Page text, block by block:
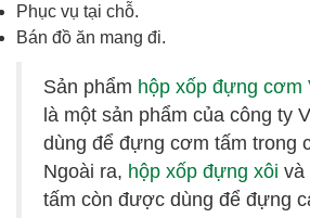
Phục vụ tại chỗ.
Bán đồ ăn mang đi.
Sản phẩm hộp xốp đựng cơm
là một sản phẩm của công ty
dùng để đựng cơm tấm trong
Ngoài ra, hộp xốp đựng xôi và
tấm còn được dùng để đựng